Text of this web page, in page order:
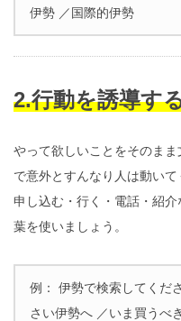
伊勢 ／国際的伊勢
2.行動を誘導す
やって欲しいことをそのまま
で意外とすんなり人は動いて
申し込む・行く・電話・紹
葉を使いましょう。
例： 伊勢で検索してくだ
さい伊勢へ ／いま買うべ